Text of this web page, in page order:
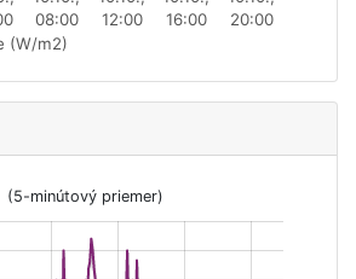
08:00
12:00
16:00
20:00
(W/m2)
(5-minútový priemer)